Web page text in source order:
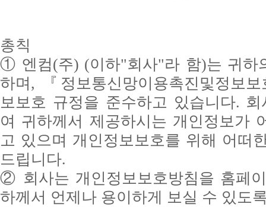
총칙
① 엔컴(주) (이하"회사"라 함)는 귀하
하며, 『정보통신망이용촉진및정보
보보호 규정을 준수하고 있습니다.
여 귀하께서 제공하시는 개인정보가
고 있으며 개인정보보호를 위해 어떠
드립니다.
② 회사는 개인정보보호방침을 홈페
하께서 언제나 용이하게 보실 수 있도